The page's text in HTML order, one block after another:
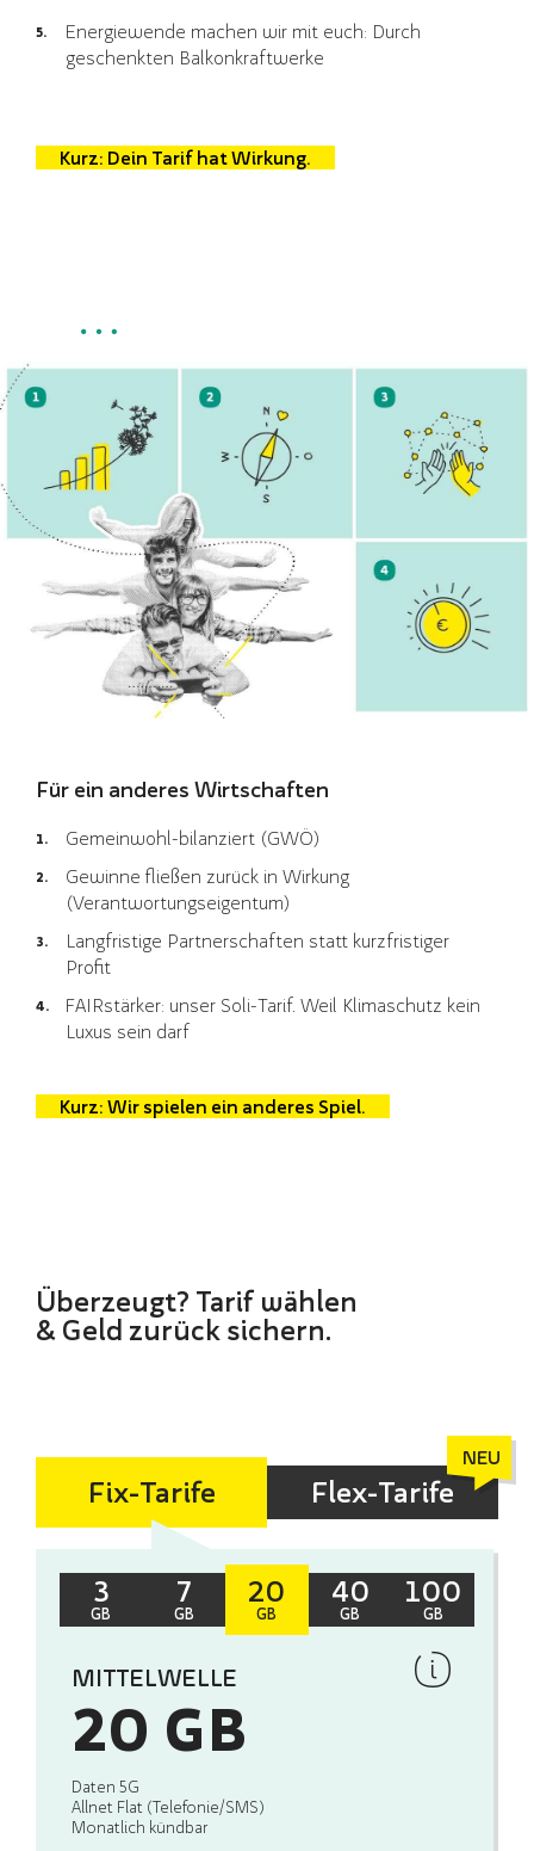
Energiewende machen wir mit euch: Durch
geschenkten Balkonkraftwerke
Kurz: Dein Tarif hat Wirkung.
Für ein anderes Wirtschaften
Gemeinwohl-bilanziert (GWÖ)
Gewinne fließen zurück in Wirkung
(Verantwortungseigentum)
Langfristige Partnerschaften statt kurzfristiger
Profit
FAIRstärker: unser Soli-Tarif. Weil Klimaschutz kein
Luxus sein darf
Kurz: Wir spielen ein anderes Spiel.
Überzeugt? Tarif wählen
& Geld zurück sichern.
Fix-Tarife Flex-Tarife
3
GB
7
GB
20
GB
40
GB
100
GB
MITTELWELLE
20 GB
Daten 5G
Allnet Flat (Telefonie/SMS)
Monatlich kündbar